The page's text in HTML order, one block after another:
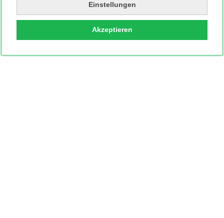
Einstellungen
Akzeptieren